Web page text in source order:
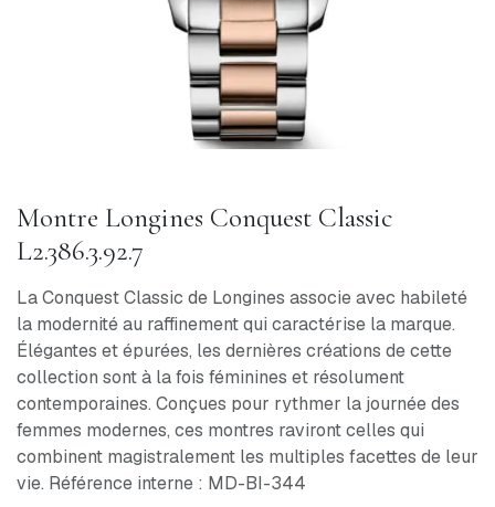
Montre Longines Conquest Classic
L2.386.3.92.7
La Conquest Classic de Longines associe avec habileté
la modernité au raffinement qui caractérise la marque.
Élégantes et épurées, les dernières créations de cette
collection sont à la fois féminines et résolument
contemporaines. Conçues pour rythmer la journée des
femmes modernes, ces montres raviront celles qui
combinent magistralement les multiples facettes de leur
vie. Référence interne : MD-BI-344